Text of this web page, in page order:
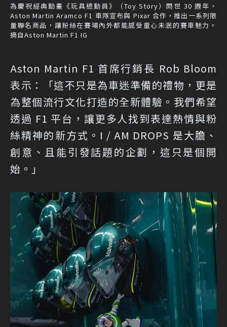
為慶祝經典動畫《玩具總動員》（Toy Story）問世 30 週年，
Aston Martin Aramco F1 車隊宣布與 Pixar 合作，推出一系列限
量聯名商品，讓粉絲在賽場內外都能感受童心未泯的賽車魅力。
摘自Aston Martin F1 IG
Aston Martin F1 首席行銷長 Rob Bloom
表示：「這不只是為車迷準備的禮物，更是
為整個流行文化打造的全新體驗。我們希望
透過 F1 平台，讓更多人找到表達熱情與粉
絲精神的新方式。I / AM DROPS 是大膽、
創意、且能引發話題的企劃，這只是個開
始。」